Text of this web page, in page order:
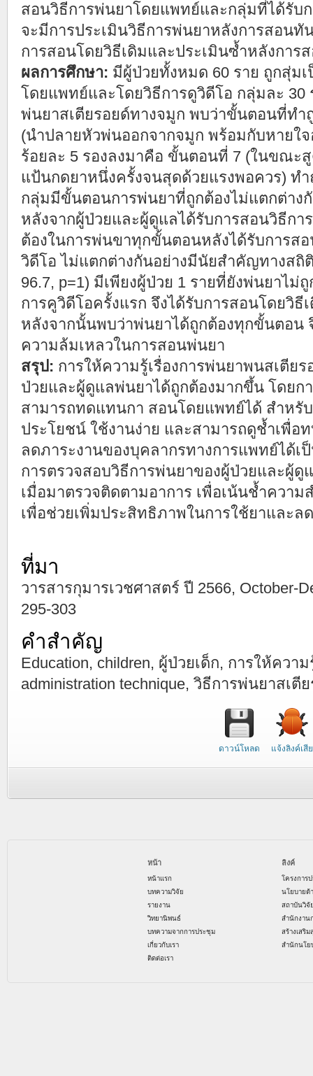
สอนวิธีการพ่นยาโดยแพทย์และกลุ่มที่ได้รับ
จะมีการประเมินวิธีการพ่นยาหลังการสอนทั
การสอนโดยวิธีเดิมและประเมินซ้ำหลังการ
ผลการศึกษา: มีผู้ป่วยทั้งหมด 60 ราย ถูกสุ่ม
โดยแพทย์และโดยวิธีการดูวิดีโอ กลุ่มละ 30
พ่นยาสเตียรอยด์ทางจมูก พบว่าขั้นตอนที่ท
(นำปลายหัวพ่นออกจากจมูก พร้อมกับหายใ
ร้อยละ 5 รองลงมาคือ ขั้นตอนที่ 7 (ในขณะ
แป้นกดยาหนึ่งครั้งจนสุดด้วยแรงพอควร) ทำ
กลุ่มมีขั้นตอนการพ่นยาที่ถูกต้องไม่แตกต่าง
หลังจากผู้ป่วยและผู้ดูแลได้รับการสอนวิธีกา
ต้องในการพ่นขาทุกขั้นตอนหลังได้รับการส
วิดีโอ ไม่แตกต่างกันอย่างมีนัยสำคัญทางสถิ
96.7, p=1) มีเพียงผู้ป่วย 1 รายที่ยังพ่นยาไม่
การคูวิดีโอครั้งแรก จึงได้รับการสอนโดยวิธี
หลังจากนั้นพบว่าพ่นยาได้ถูกต้องทุกขั้นตอน
ความล้มเหลวในการสอนพ่นยา
สรุป: การให้ความรู้เรื่องการพ่นยาพนสเตีย
ป่วยและผู้ดูแลพ่นยาได้ถูกต้องมากขึ้น โดยก
สามารถทดแทนกา สอนโดยแพทย์ได้ สำหรั
ประโยชน์ ใช้งานง่าย และสามารถดูช้ำเพื่อ
ลดภาระงานของบุคลากรทางการแพทย์ได้เ
การตรวจสอบวิธีการพ่นยาของผู้ป่วยและผู้ดู
เมื่อมาตรวจติดตามอาการ เพื่อเน้นช้ำควา
เพื่อช่วยเพิ่มประสิทธิภาพในการใช้ยาและล
ที่มา
วารสารกุมารเวชศาสตร์ ปี 2566, October-
295-303
คำสำคัญ
Education, children, ผู้ป่วยเด็ก, การให้ควา
administration technique, วิธีการพ่นยาสเ
ดาวน์โหลด แจ้งลิงค์เสีย
หน้า
หน้าแรก
บทความวิจัย
รายงาน
วิทยานิพนธ์
บทความจากการประชุม
เกี่ยวกับเรา
ติดต่อเรา
ลิงค์
โครงการ
นโยบายด้
สถาบันวิจั
สำนักงาน
สร้างเสริ
สำนักนโย